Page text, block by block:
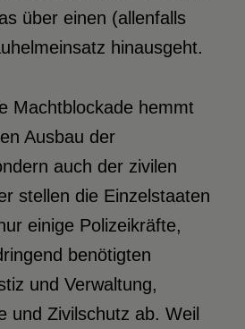
über einen (allenfalls
hinausgeht.
Machtblockade hemmt
Ausbau der
auch der zivilen
stellen die Einzelstaaten
einige Polizeikräfte,
benötigten
und Verwaltung,
und Zivilschutz ab. Weil